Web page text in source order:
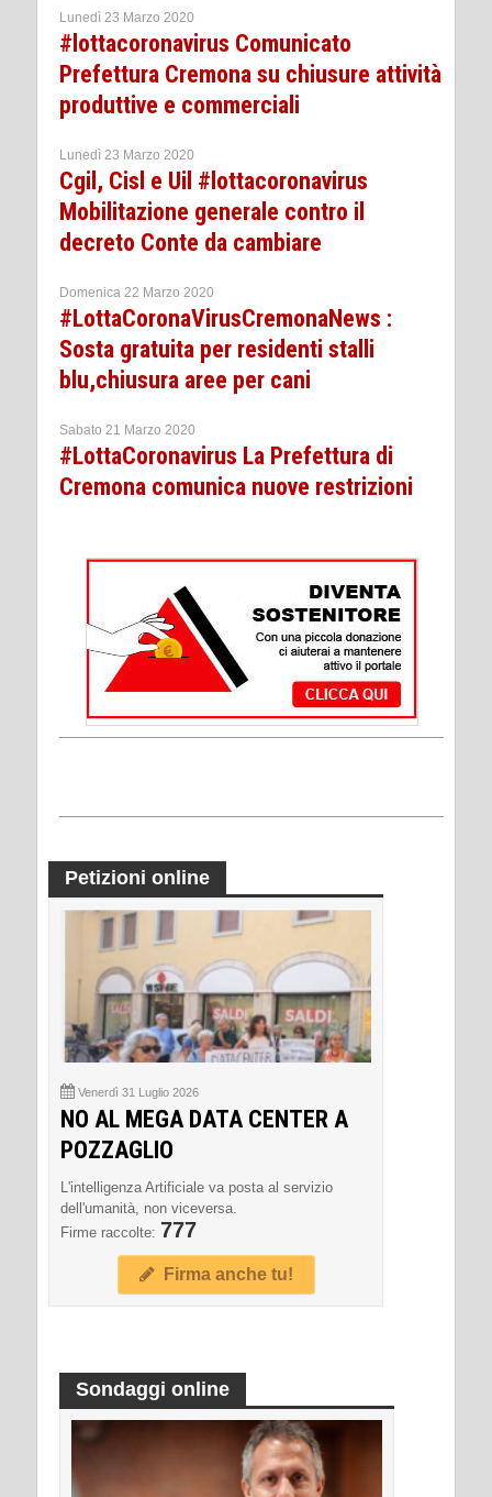
Lunedì 23 Marzo 2020
#lottacoronavirus Comunicato
Prefettura Cremona su chiusure attività
produttive e commerciali
Lunedì 23 Marzo 2020
Cgil, Cisl e Uil #lottacoronavirus
Mobilitazione generale contro il
decreto Conte da cambiare
Domenica 22 Marzo 2020
#LottaCoronaVirusCremonaNews :
Sosta gratuita per residenti stalli
blu,chiusura aree per cani
Sabato 21 Marzo 2020
#LottaCoronavirus La Prefettura di
Cremona comunica nuove restrizioni
Petizioni online
Venerdì 31 Luglio 2026
NO AL MEGA DATA CENTER A
POZZAGLIO
L'intelligenza Artificiale va posta al servizio
dell'umanità, non viceversa.
Firme raccolte: 777
Firma anche tu!
Sondaggi online